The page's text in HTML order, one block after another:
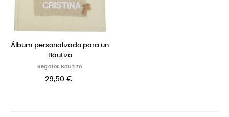
Álbum personalizado para un
Bautizo
Regalos Bautizo
29,50 €